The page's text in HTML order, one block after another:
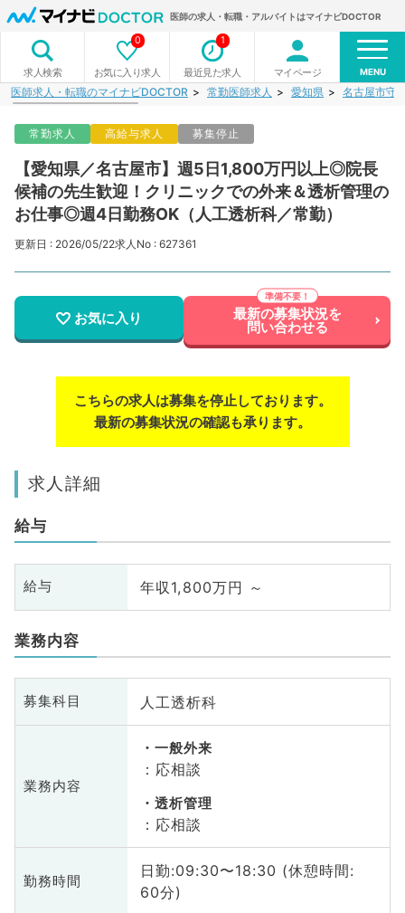
医師の求人・転職・アルバイトはマイナビDOCTOR
求人検索 お気に入り求人
0
最近見た求人
1
マイページ MENU
医師求人・転職のマイナビDOCTOR 常勤医師求人 愛知県 名古屋市守
常勤求人 高給与求人 募集停止
【愛知県／名古屋市】週5日1,800万円以上◎院長
候補の先生歓迎！クリニックでの外来＆透析管理の
お仕事◎週4日勤務OK（人工透析科／常勤）
更新日 : 2026/05/22求人No : 627361
お気に入り 最新の募集状況を
問い合わせる
こちらの求人は募集を停止しております。
最新の募集状況の確認も承ります。
求人詳細
給与
給与 年収1,800万円 ～
業務内容
募集科目 人工透析科
業務内容
一般外来
：応相談
透析管理
：応相談
勤務時間
日勤:09:30〜18:30 (休憩時間:
60分)